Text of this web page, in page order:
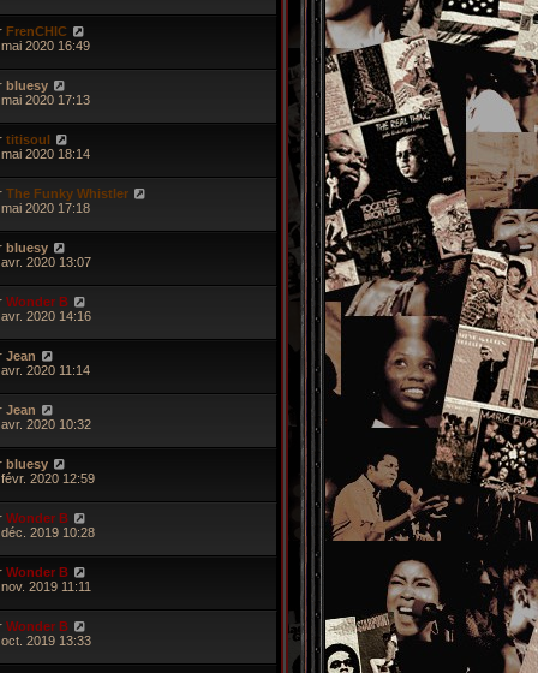
FrenCHIC
2020 16:49
bluesy
2020 17:13
titisoul
2020 18:14
The Funky Whistler
2020 17:18
bluesy
2020 13:07
Wonder B
avr. 2020 14:16
Jean
2020 11:14
Jean
2020 10:32
bluesy
févr. 2020 12:59
Wonder B
2019 10:28
Wonder B
2019 11:11
Wonder B
2019 13:33